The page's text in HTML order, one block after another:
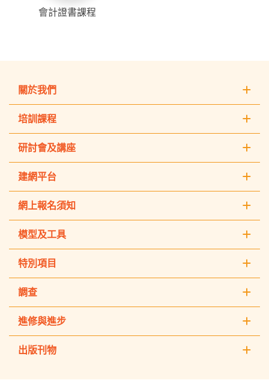
會計證書課程
關於我們
培訓課程
研討會及講座
建網平台
網上報名須知
模型及工具
特別項目
調查
進修與進步
出版刊物